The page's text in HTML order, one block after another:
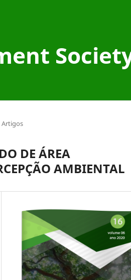
Artigos
DE ÁREA
AMBIENTAL